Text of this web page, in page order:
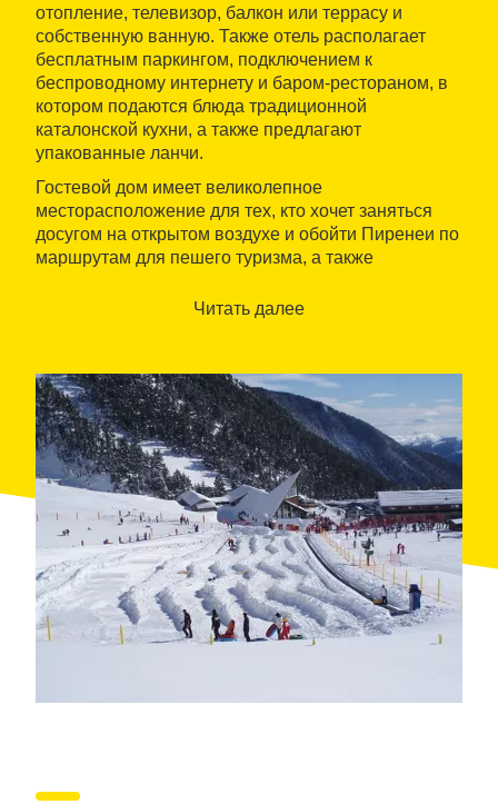
отопление, телевизор, балкон или террасу и
собственную ванную. Также отель располагает
бесплатным паркингом, подключением к
беспроводному интернету и баром-рестораном, в
котором подаются блюда традиционной
каталонской кухни, а также предлагают
упакованные ланчи.
Гостевой дом имеет великолепное
месторасположение для тех, кто хочет заняться
досугом на открытом воздухе и обойти Пиренеи по
маршрутам для пешего туризма, а также
Находится в семи минутах езды на машине от
Читать далее